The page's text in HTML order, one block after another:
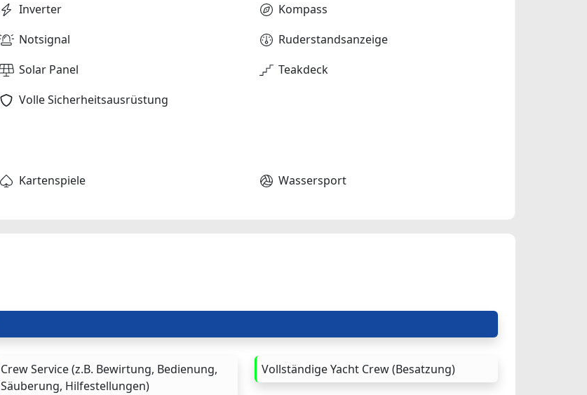
Inverter
Kompass
Notsignal
Ruderstandsanzeige
Solar Panel
Teakdeck
Volle Sicherheitsausrüstung
Kartenspiele Wassersport
Crew Service (z.B. Bewirtung, Bedienung,
Säuberung, Hilfestellungen)
Vollständige Yacht Crew (Besatzung)